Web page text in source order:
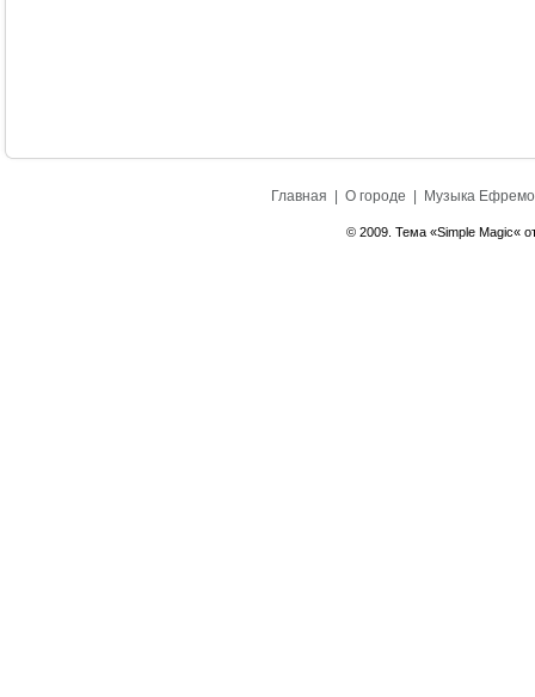
Главная О городе Музыка
© 2009. Тема «Simple Magic«